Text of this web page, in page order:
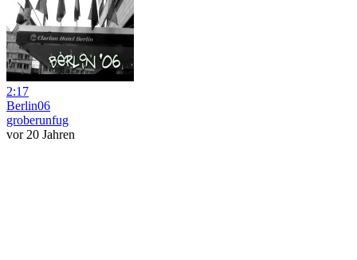
2:17
Berlin06
groberunfug
vor 20 Jahren